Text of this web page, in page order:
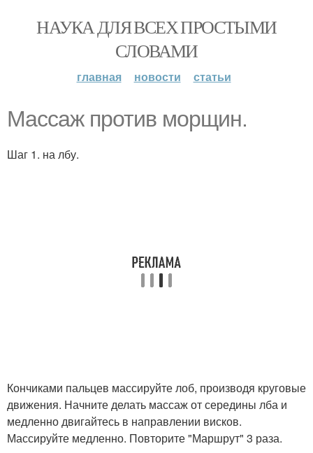
НАУКА ДЛЯ ВСЕХ ПРОСТЫМИ
СЛОВАМИ
главная новости статьи
Массаж против морщин.
Шаг 1. на лбу.
Кончиками пальцев массируйте лоб, производя круговые
движения. Начните делать массаж от середины лба и
медленно двигайтесь в направлении висков.
Массируйте медленно. Повторите "Маршрут" 3 раза.